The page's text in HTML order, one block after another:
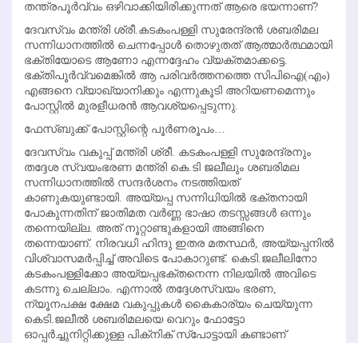
തന്ത്രപൂര്‍വ്വം ഒഴിവാക്കിയിരിക്കുന്നത് ആരെ ഭയന്നാണ്?
ദേവസ്വം മന്ത്രി ശ്രീ.കടകംപള്ളി സുരേന്ദ്രന്‍ ശബരിമല
സന്നിധാനത്തില്‍ ചെന്നപ്പോള്‍ തൊഴുതത് ആത്മാര്‍ത്ഥമായി
ഭക്തിയോടെ ആണോ എന്നദ്ദേഹം വ്യക്തമാക്കട്ടെ.
ഭക്തിപൂര്‍വ്വമെങ്കില്‍ ആ പരിവര്‍ത്തനത്തെ സിപിഐ(എം)
എങ്ങനെ വ്യാഖ്യാനിക്കും എന്നുകൂടി അറിയണമെന്നും
പോസ്റ്റില്‍ മുരളീധരന്‍ ആവശ്യപ്പെടുന്നു.
ഫേസ്ബുക്ക് പോസ്റ്റിന്റെ പൂര്‍ണരൂപം…
ദേവസ്വം വകുപ്പ് മന്ത്രി ശ്രീ. കടകംപള്ളി സുരേന്ദ്രനും
തദ്ദേശ സ്വയംഭരണ മന്ത്രി കെ.ടി ജലീലും ശബരിമല
സന്നിധാനത്തില്‍ സന്ദര്‍ശനം നടത്തിയത്
കാണുകയുണ്ടായി. അയ്യപ്പ സന്നിധിയില്‍ ഭക്തനായി
പോകുന്നതിന് ജാതിമത വര്‍ണ്ണ ഭാഷാ തടസ്സങ്ങള്‍ ഒന്നും
തന്നെയില്ല. അത് നൂറ്റാണ്ടുകളായി അങ്ങിനെ
തന്നെയാണ്. നിരവധി ഹിന്ദു ഇതര മതസ്ഥര്‍, അയ്യപ്പനില്‍
വിശ്വാസമര്‍പ്പിച്ച് അവിടെ പോകാറുണ്ട്. കെടി.ജലീലിനോ
കടകംപള്ളിക്കോ അയ്യപ്പഭക്തനെന്ന നിലയില്‍ അവിടെ
കടന്നു ചെല്ലാം. എന്നാല്‍ തദ്ദേശസ്വയം ഭരണ,
ന്യൂനപക്ഷ ക്ഷേമ വകുപ്പുകള്‍ കൈകാര്യം ചെയ്യുന്ന
കെടി.ജലീല്‍ ശബരിമലയെ വെറും ഫോട്ടോ
ഓപ്പര്‍ച്ചുനിറ്റിക്കുള്ള പിക്‌നിക് സ്‌പോട്ടായി കണ്ടാണ്